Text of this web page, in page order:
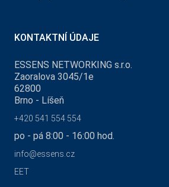
KONTAKTNÍ ÚDAJE
ESSENS NETWORKING s.r.o.
Zaoralova 3045/1e
62800
Brno - Líšeň
+420 541 554 554
po - pá 8:00 - 16:00 hod.
info@essens.cz
EET